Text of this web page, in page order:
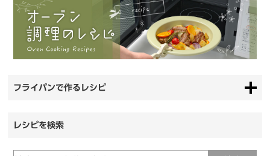
フライパンで作るレシピ
レシピを検索